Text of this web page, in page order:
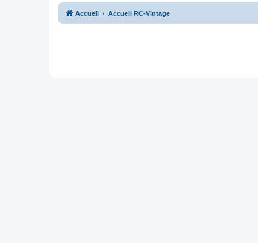
Accueil Accueil RC-Vintage